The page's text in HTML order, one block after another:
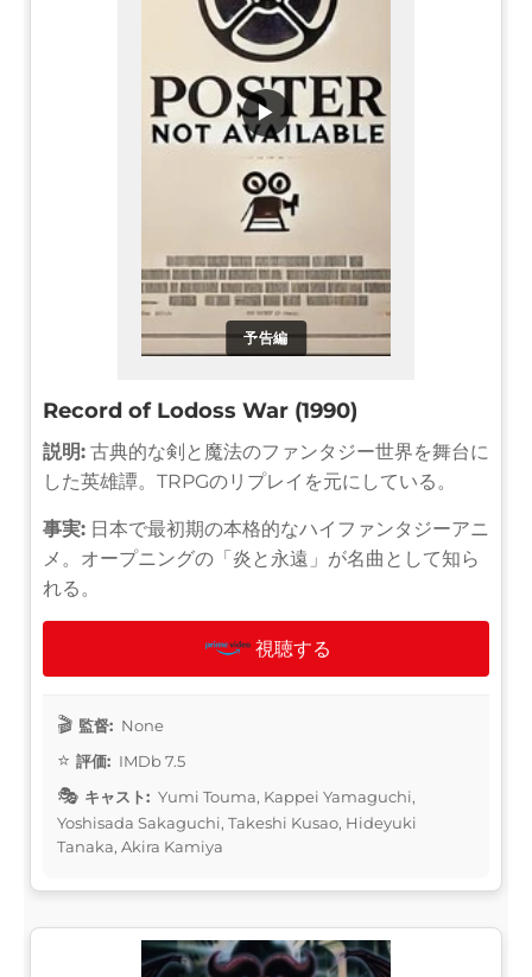
予告編
▶
Record of Lodoss War (1990)
説明: 古典的な剣と魔法のファンタジー世界を舞台に
した英雄譚。TRPGのリプレイを元にしている。
事実: 日本で最初期の本格的なハイファンタジーアニ
メ。オープニングの「炎と永遠」が名曲として知ら
れる。
視聴する
監督: None
評価: IMDb 7.5
キャスト: Yumi Touma, Kappei Yamaguchi,
Yoshisada Sakaguchi, Takeshi Kusao, Hideyuki
Tanaka, Akira Kamiya